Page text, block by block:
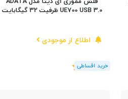
UE700 USB 3.0 ظرفیت 32 گیگابایت
اطلاع از موجودی
(1رای)
5